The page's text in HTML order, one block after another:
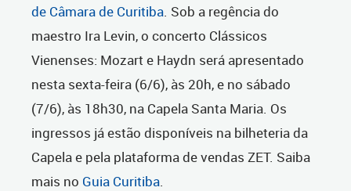
de Câmara de Curitiba. Sob a regência do
maestro Ira Levin, o concerto Clássicos
Vienenses: Mozart e Haydn será apresentado
nesta sexta-feira (6/6), às 20h, e no sábado
(7/6), às 18h30, na Capela Santa Maria. Os
ingressos já estão disponíveis na bilheteria da
Capela e pela plataforma de vendas ZET. Saiba
mais no Guia Curitiba.